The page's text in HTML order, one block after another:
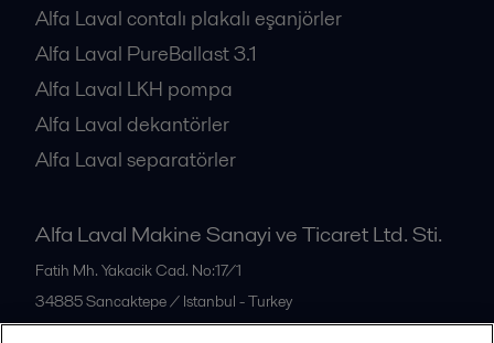
Alfa Laval contalı plakalı eşanjörler
Alfa Laval PureBallast 3.1
Alfa Laval LKH pompa
Alfa Laval dekantörler
Alfa Laval separatörler
Alfa Laval Makine Sanayi ve Ticaret Ltd. Sti.
Fatih Mh. Yakacik Cad. No:17/1
34885Sancaktepe / Istanbul - Turkey
Türkiye